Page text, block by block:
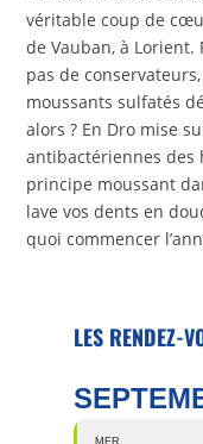
véritable coup de
de Vauban, à
pas de
moussants sulfatés
alors ? En Dro mise
antibactériennes des
principe moussant
lave vos dents en
quoi commencer
LES RENDEZ-
MER